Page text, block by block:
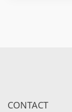
CONTACT